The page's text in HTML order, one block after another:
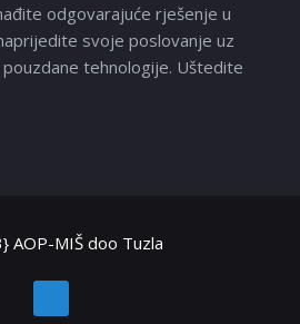
odgovarajuće rješenje u
svoje poslovanje uz
tehnologije. Uštedite
AOP-MIŠ doo Tuzla